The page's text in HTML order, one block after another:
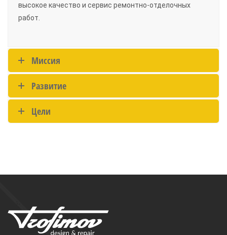
высокое качество и сервис ремонтно-отделочных
работ.
Миссия
Развитие
Цели